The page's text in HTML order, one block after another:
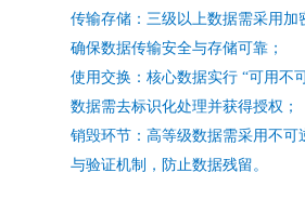
传输存储：三级以上数据需采用加
确保数据传输安全与存储可靠；
使用交换：核心数据实行 “可用不
数据需去标识化处理并获得授权；
销毁环节：高等级数据需采用不可
与验证机制，防止数据残留。